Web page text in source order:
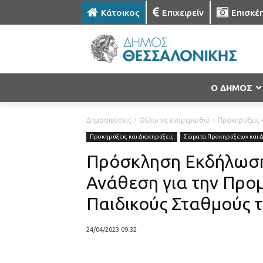
Κάτοικος Επιχειρείν
Ο ΔΗΜΟΣ
Δημοσιεύσεις Θέλω να ενημερωθώ Προκηρύξεις
Προκηρύξεις και Διακηρύξεις Σώματα Προκηρύξεων και
Πρόσκληση
Ανάθεση για την
Παιδικούς Σταθμούς
24/04/2023 09:32